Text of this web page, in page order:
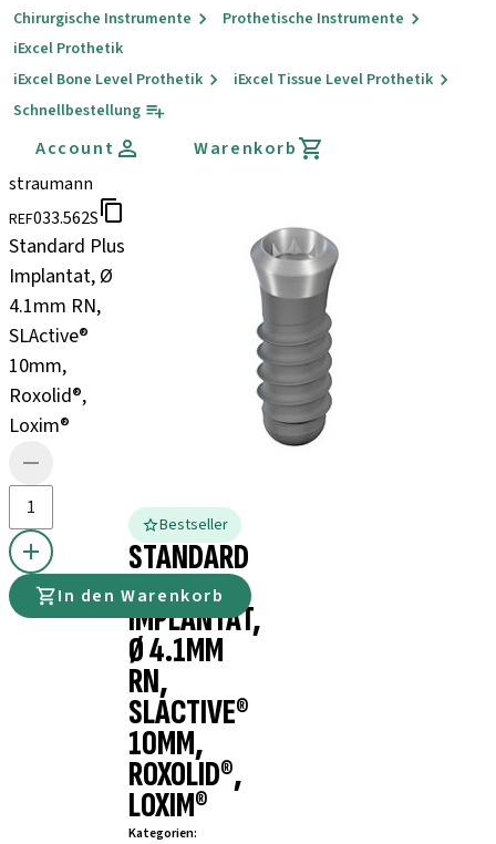
Chirurgische Instrumente
Prothetische Instrumente
iExcel Prothetik
iExcel Bone Level Prothetik
iExcel Tissue Level Prothetik
Schnellbestellung
Account
Warenkorb
straumann
REF033.562S
Standard Plus
Implantat, Ø
4.1mm RN,
SLActive®
10mm,
Roxolid®,
Loxim®
In den Warenkorb
Bestseller
STANDARD
PLUS
IMPLANTAT,
Ø 4.1MM
RN,
SLACTIVE®
10MM,
ROXOLID®,
LOXIM®
Kategorien: